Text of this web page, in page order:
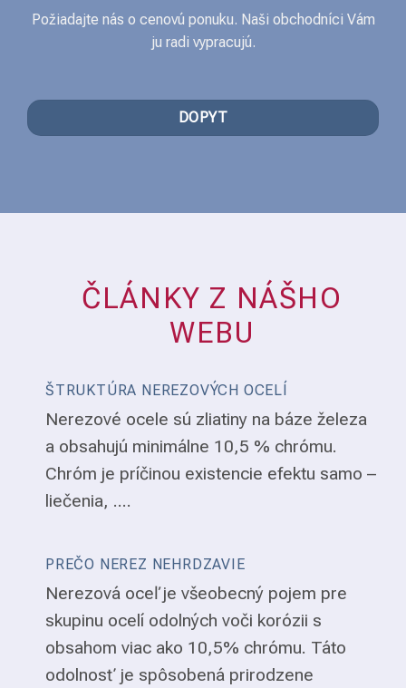
Požiadajte nás o cenovú ponuku. Naši obchodníci Vám
ju radi vypracujú.
DOPYT
ČLÁNKY Z NÁŠHO
WEBU
ŠTRUKTÚRA NEREZOVÝCH OCELÍ
Nerezové ocele sú zliatiny na báze železa
a obsahujú minimálne 10,5 % chrómu.
Chróm je príčinou existencie efektu samo –
liečenia, ....
PREČO NEREZ NEHRDZAVIE
Nerezová oceľ je všeobecný pojem pre
skupinu ocelí odolných voči korózii s
obsahom viac ako 10,5% chrómu. Táto
odolnosť je spôsobená prirodzene